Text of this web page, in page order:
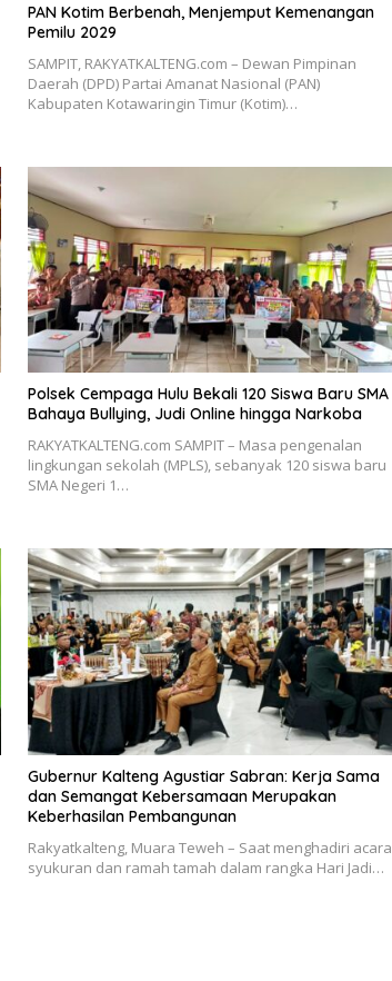
PAN Kotim Berbenah, Menjemput Kemenangan
Pemilu 2029
SAMPIT, RAKYATKALTENG.com – Dewan Pimpinan
Daerah (DPD) Partai Amanat Nasional (PAN)
Kabupaten Kotawaringin Timur (Kotim)…
Polsek Cempaga Hulu Bekali 120 Siswa Baru SMA
Bahaya Bullying, Judi Online hingga Narkoba
RAKYATKALTENG.com SAMPIT – Masa pengenalan
lingkungan sekolah (MPLS), sebanyak 120 siswa baru
SMA Negeri 1…
Gubernur Kalteng Agustiar Sabran: Kerja Sama
dan Semangat Kebersamaan Merupakan
Keberhasilan Pembangunan
Rakyatkalteng, Muara Teweh – Saat menghadiri acara
syukuran dan ramah tamah dalam rangka Hari Jadi…